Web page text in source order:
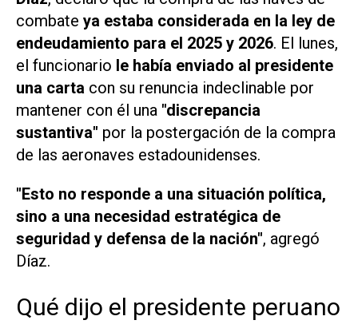
combate ya estaba considerada en la ley de
endeudamiento para el 2025 y 2026. El lunes,
el funcionario le había enviado al presidente
una carta con su renuncia indeclinable por
mantener con él una "discrepancia
sustantiva" por la postergación de la compra
de las aeronaves estadounidenses.
"Esto no responde a una situación política,
sino a una necesidad estratégica de
seguridad y defensa de la nación", agregó
Díaz.
Qué dijo el presidente peruano